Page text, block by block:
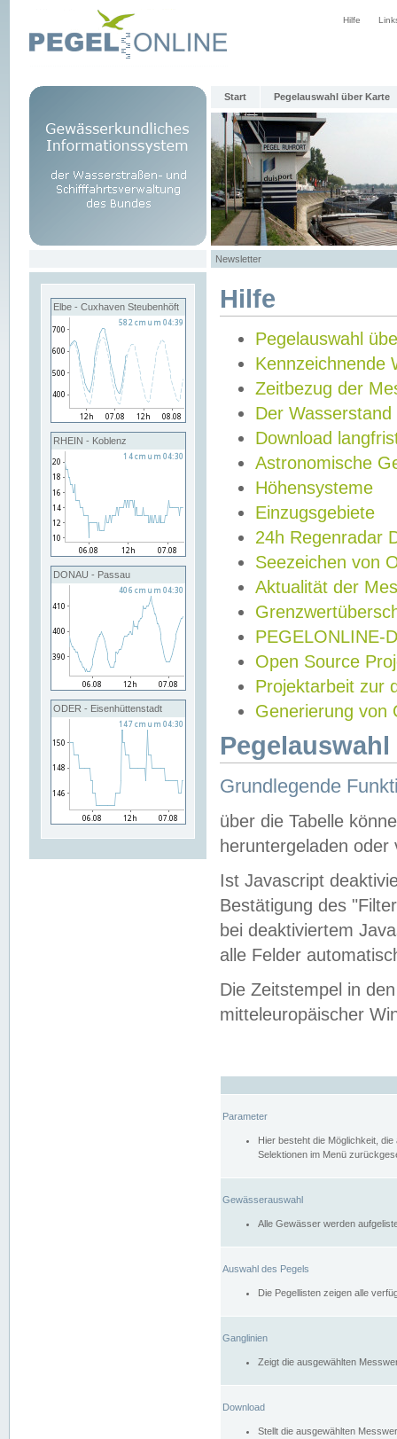
Hilfe
Start Pegelauswahl über Karte
Newsletter
Elbe - Cuxhaven Steubenhöft
RHEIN - Koblenz
DONAU - Passau
ODER - Eisenhüttenstadt
Hilfe
Pegelauswahl
Kennzeichnende
Zeitbezug der
Der Wasserstand
Download
Astronomische
Höhensysteme
Einzugsgebiete
24h Regenradar
Seezeichen von
Aktualität der
PEGELONLINE-
Open Source
Projektarbeit zur
Generierung von
Grundlegende
über die Tabelle
heruntergeladen oder
Ist Javascript
Bestätigung des
bei deaktiviertem
alle Felder
Die Zeitstempel in
mitteleuropäischer
Parameter
Hier besteht die Möglichkeit,
Selektionen im Menü
Gewässerauswahl
Alle Gewässer werden
Auswahl des Pegels
Die Pegellisten zeigen alle
Ganglinien
Zeigt die ausgewählten
Download
Stellt die ausgewählten